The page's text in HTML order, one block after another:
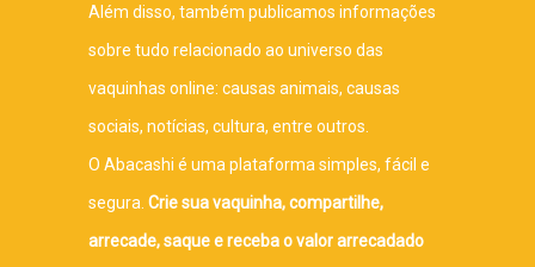
Além disso, também publicamos informações
sobre tudo relacionado ao universo das
vaquinhas online: causas animais, causas
sociais, notícias, cultura, entre outros.
O Abacashi é uma plataforma simples, fácil e
segura. Crie sua vaquinha, compartilhe,
arrecade, saque e receba o valor arrecadado